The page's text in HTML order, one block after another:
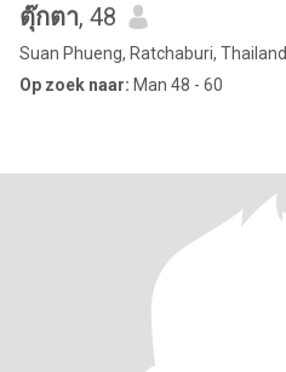
ตุ๊กตา, 48
Suan Phueng, Ratchaburi, Thailand
Op zoek naar: Man 48 - 60